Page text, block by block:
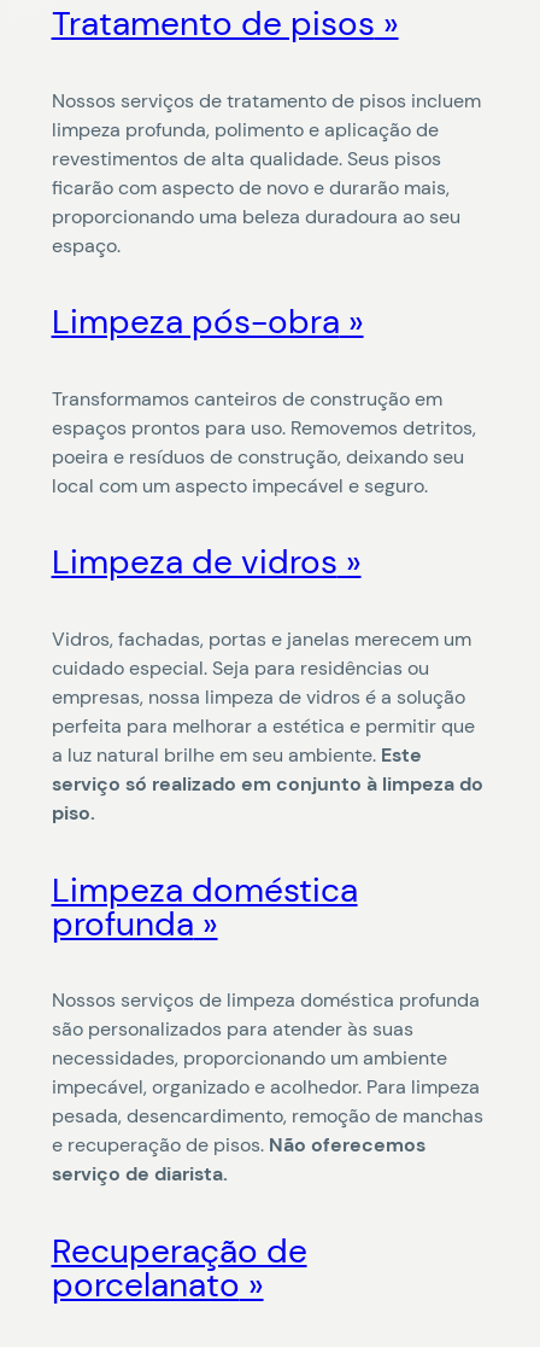
Tratamento de pisos
Nossos serviços de tratamento de pisos incluem
limpeza profunda, polimento e aplicação de
revestimentos de alta qualidade. Seus pisos
ficarão com aspecto de novo e durarão mais,
proporcionando uma beleza duradoura ao seu
espaço.
Limpeza pós-obra
Transformamos canteiros de construção em
espaços prontos para uso. Removemos detritos,
poeira e resíduos de construção, deixando seu
local com um aspecto impecável e seguro.
Limpeza de vidros
Vidros, fachadas, portas e janelas merecem um
cuidado especial. Seja para residências ou
empresas, nossa limpeza de vidros é a solução
perfeita para melhorar a estética e permitir que
a luz natural brilhe em seu ambiente. Este
serviço só realizado em conjunto à limpeza do
piso.
Limpeza doméstica
profunda
Nossos serviços de limpeza doméstica profunda
são personalizados para atender às suas
necessidades, proporcionando um ambiente
impecável, organizado e acolhedor. Para limpeza
pesada, desencardimento, remoção de manchas
e recuperação de pisos. Não oferecemos
serviço de diarista.
Recuperação de
porcelanato